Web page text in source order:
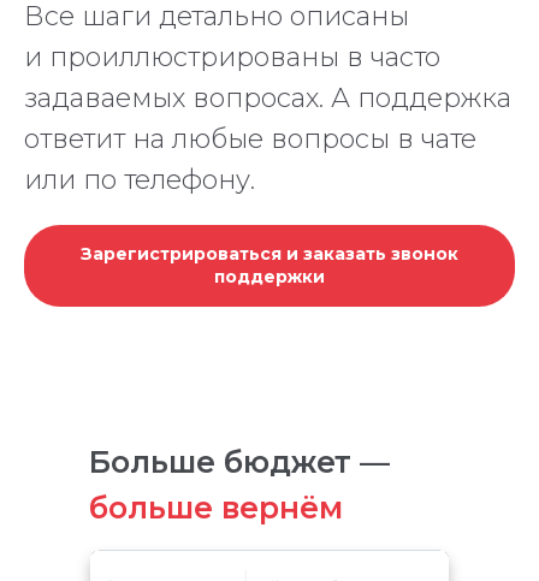
Все шаги детально описаны
и проиллюстрированы в часто
задаваемых вопросах. А поддержка
ответит на любые вопросы в чате
или по телефону.
Зарегистрироваться и заказать звонок
поддержки
Больше бюджет —
больше вернём